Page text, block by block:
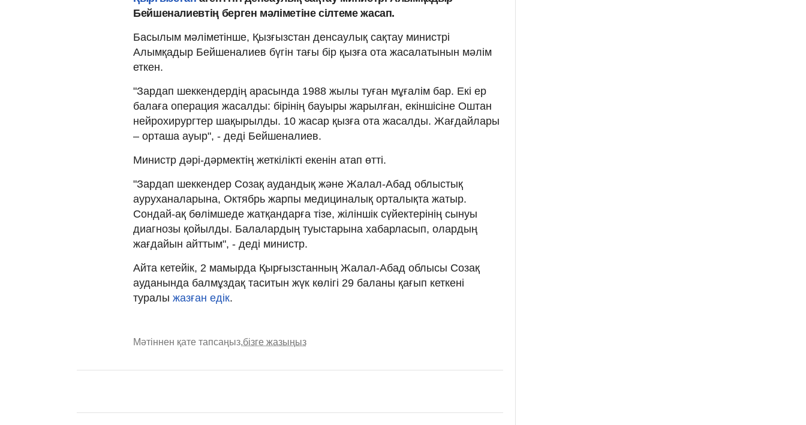
Бейшеналиевтің берген мәліметіне сілтеме жасап.
Басылым мәліметінше, Қызғызстан денсаулық сақтау министрі
Алымқадыр Бейшеналиев бүгін тағы бір қызға ота жасалатынын мәлім
еткен.
"Зардап шеккендердің арасында 1988 жылы туған мұғалім бар. Екі ер
балаға операция жасалды: бірінің бауыры жарылған, екіншісіне Оштан
нейрохирургтер шақырылды. 10 жасар қызға ота жасалды. Жағдайлары
– орташа ауыр", - деді Бейшеналиев.
Министр дәрі-дәрмектің жеткілікті екенін атап өтті.
"Зардап шеккендер Созақ аудандық және Жалал-Абад облыстық
ауруханаларына, Октябрь жарпы медициналық орталықта жатыр.
Сондай-ақ бөлімшеде жатқандарға тізе, жіліншік сүйектерінің сынуы
диагнозы қойылды. Балалардың туыстарына хабарласып, олардың
жағдайын айттым", - деді министр.
Айта кетейік, 2 мамырда Қырғызстанның Жалал-Абад облысы Созақ
ауданында балмұздақ таситын жүк көлігі 29 баланы қағып кеткені
туралы жазған едік.
Мәтіннен қате тапсаңыз,бізге жазыңыз